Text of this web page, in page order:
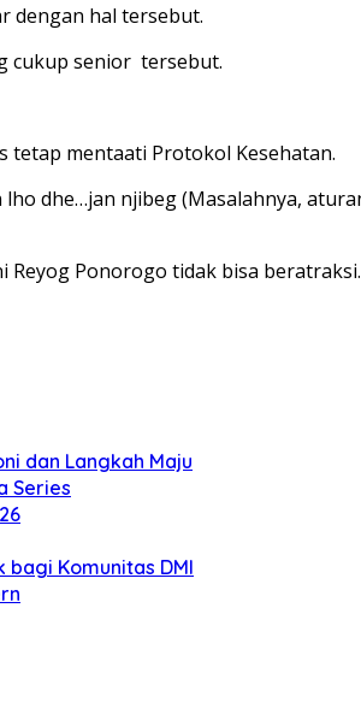
dengan hal tersebut.
cukup senior tersebut.
tetap mentaati Protokol Kesehatan.
dhe…jan njibeg (Masalahnya,
Ponorogo tidak bisa
dan Langkah Maju
Series
bagi Komunitas DMI